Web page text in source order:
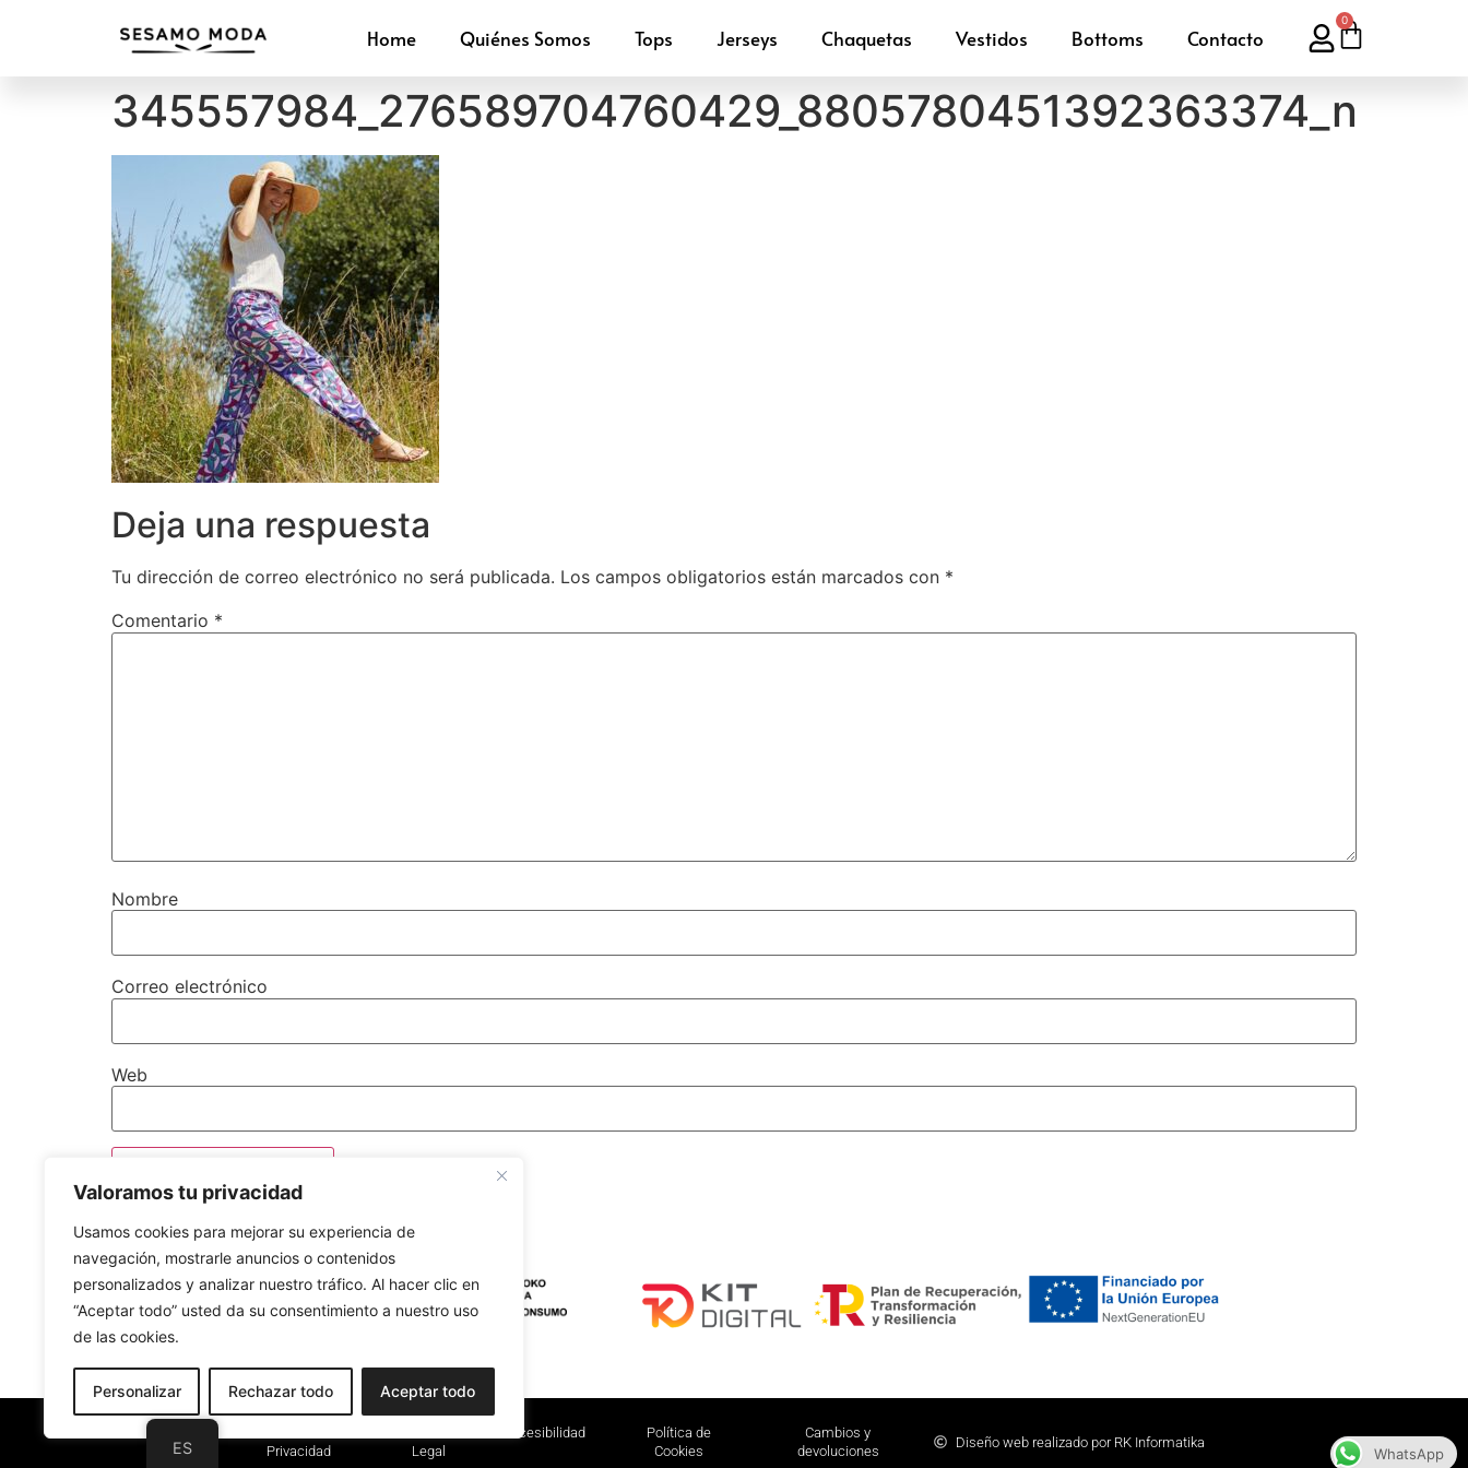
Valoramos tu privacidad
Usamos cookies para mejorar su experiencia de
navegación, mostrarle anuncios o contenidos
personalizados y analizar nuestro tráfico. Al hacer clic en
“Aceptar todo” usted da su consentimiento a nuestro uso
de las cookies.
Personalizar Rechazar todo Aceptar todo
Home Quiénes Somos Tops Jerseys Chaquetas Vestidos Bottoms Contacto
0
345557984_276589704760429_8805780451392363374_n
Deja una respuesta
Tu dirección de correo electrónico no será publicada. Los campos obligatorios están marcados con *
Comentario *
Nombre
Correo electrónico
Web
Privacidad
Legal
Accesibilidad
Política de
Cookies
Cambios y
devoluciones
Diseño web realizado por RK Informatika
ES WhatsApp